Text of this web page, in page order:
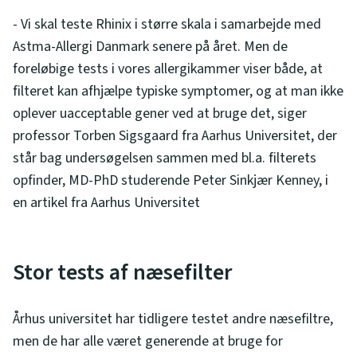
- Vi skal teste Rhinix i større skala i samarbejde med
Astma-Allergi Danmark senere på året. Men de
foreløbige tests i vores allergikammer viser både, at
filteret kan afhjælpe typiske symptomer, og at man ikke
oplever uacceptable gener ved at bruge det, siger
professor Torben Sigsgaard fra Aarhus Universitet, der
står bag undersøgelsen sammen med bl.a. filterets
opfinder, MD-PhD studerende Peter Sinkjær Kenney, i
en artikel fra Aarhus Universitet
Stor tests af næsefilter
Århus universitet har tidligere testet andre næsefiltre,
men de har alle været generende at bruge for